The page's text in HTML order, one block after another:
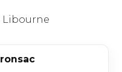
Libourne